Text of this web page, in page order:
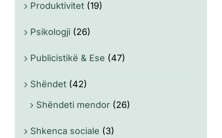
Produktivitet (19)
Psikologji (26)
Publicistikë & Ese (47)
Shëndet (42)
Shëndeti mendor (26)
Shkenca sociale (3)